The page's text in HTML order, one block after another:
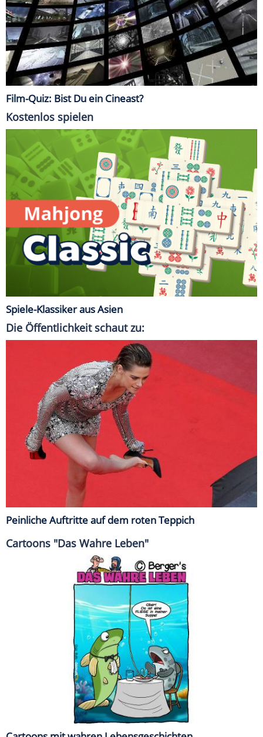
Film-Quiz: Bist Du ein Cineast?
Kostenlos spielen
Spiele-Klassiker aus Asien
Die Öffentlichkeit schaut zu:
Peinliche Auftritte auf dem roten Teppich
Cartoons "Das Wahre Leben"